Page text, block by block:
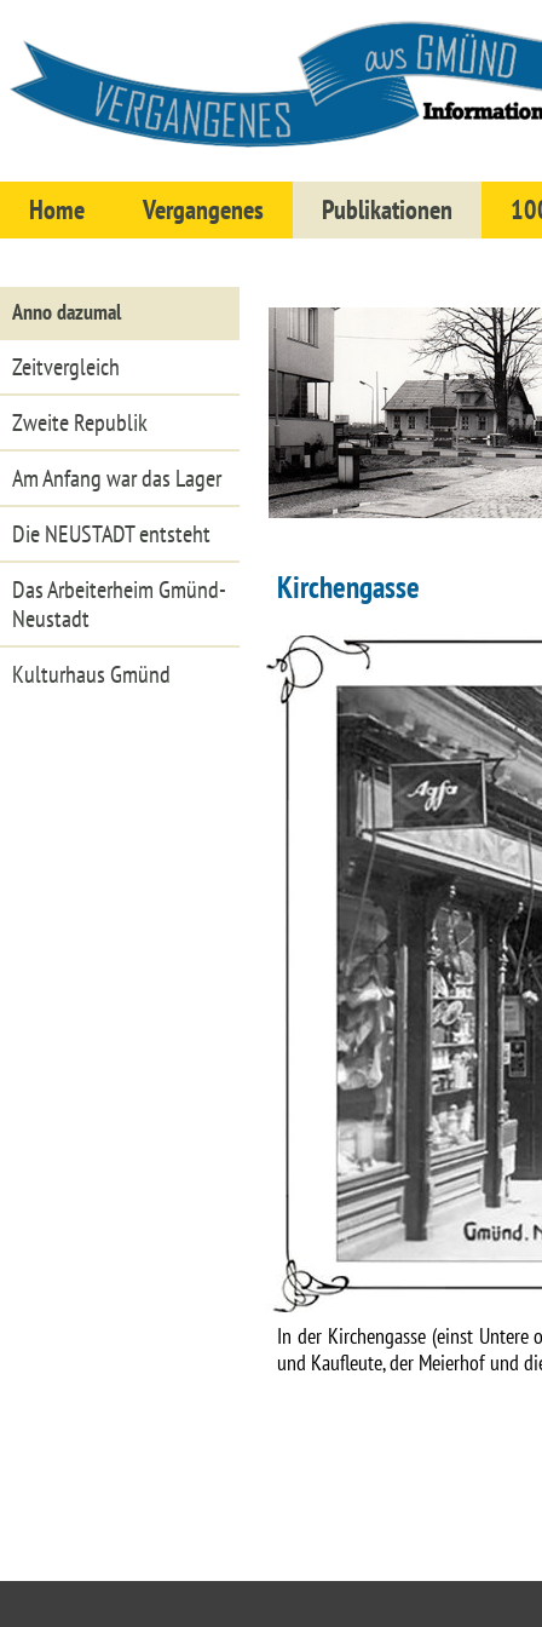
Home Vergangenes Publikationen
Anno dazumal
Zeitvergleich
Zweite Republik
Am Anfang war das Lager
Die NEUSTADT entsteht
Das Arbeiterheim Gmünd-
Neustadt
Kulturhaus Gmünd
Kirchengasse
In der Kirchengasse (einst Untere
und Kaufleute, der Meierhof und